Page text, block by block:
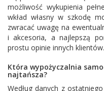
możliwość wykupienia
wkład własny w szkodę
zwracać uwagę na
i akcesoria, a najlepszą
prostu opinie innych klientów.
Która wypożyczalnia
najtańsza?
Według danych z